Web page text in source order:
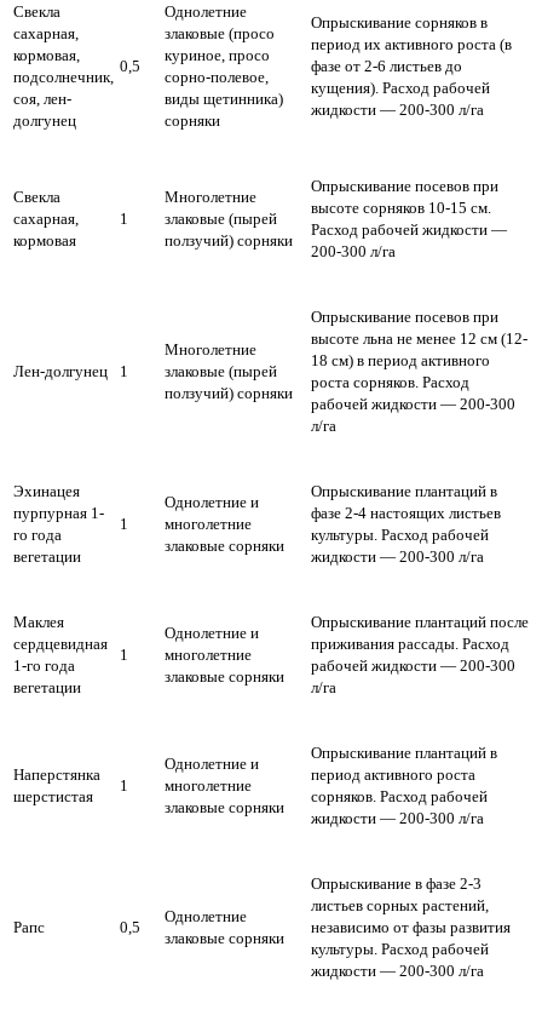
Свекла
сахарная,
кормовая,
подсолнечник,
соя, лен-
долгунец
0,5
Однолетние
злаковые (просо
куриное, просо
сорно-полевое,
виды щетинника)
сорняки
Опрыскивание сорняков в
период их активного роста (в
фазе от 2-6 листьев до
кущения). Расход рабочей
жидкости — 200-300 л/га
Свекла
сахарная,
кормовая
1
Многолетние
злаковые (пырей
ползучий) сорняки
Опрыскивание посевов при
высоте сорняков 10-15 см.
Расход рабочей жидкости —
200-300 л/га
Лен-долгунец 1
Многолетние
злаковые (пырей
ползучий) сорняки
Опрыскивание посевов при
высоте льна не менее 12 см (12-
18 см) в период активного
роста сорняков. Расход
рабочей жидкости — 200-300
л/га
Эхинацея
пурпурная 1-
го года
вегетации
1
Однолетние и
многолетние
злаковые сорняки
Опрыскивание плантаций в
фазе 2-4 настоящих листьев
культуры. Расход рабочей
жидкости — 200-300 л/га
Маклея
сердцевидная
1-го года
вегетации
1
Однолетние и
многолетние
злаковые сорняки
Опрыскивание плантаций после
приживания рассады. Расход
рабочей жидкости — 200-300
л/га
Наперстянка
шерстистая
1
Однолетние и
многолетние
злаковые сорняки
Опрыскивание плантаций в
период активного роста
сорняков. Расход рабочей
жидкости — 200-300 л/га
Рапс 0,5
Однолетние
злаковые сорняки
Опрыскивание в фазе 2-3
листьев сорных растений,
независимо от фазы развития
культуры. Расход рабочей
жидкости — 200-300 л/га